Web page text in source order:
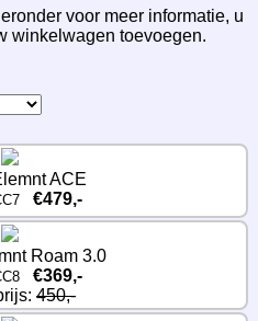
voor meer informatie, u
winkelwagen toevoegen.
ACE
€479,-
Roam 3.0
€369,-
450,-